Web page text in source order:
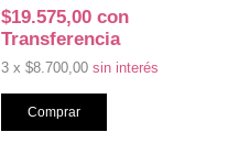
$19.575,00 con
Transferencia
3 x $8.700,00 sin interés